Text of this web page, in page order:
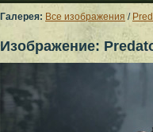
Галерея: Все изображения /
Изображение: